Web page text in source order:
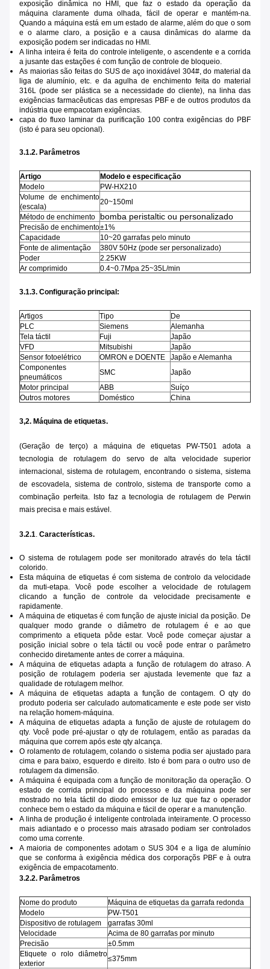
exposição dinâmica no HMI, que faz o estado da operação da
máquina claramente duma olhada, fácil de operar e mantém-na.
Quando a máquina está em um estado de alarme, além do que o som
e o alarme claro, a posição e a causa dinâmicas do alarme da
exposição podem ser indicadas no HMI.
A linha inteira é feita do controle inteligente, o ascendente e a corrida
a jusante das estações é com função de controle de bloqueio.
As maiorias são feitas do SUS de aço inoxidável 304#, do material da
liga de alumínio, etc. e da agulha de enchimento feita do material
316L (pode ser plástica se a necessidade do cliente), na linha das
exigências farmacêuticas das empresas PBF e de outros produtos da
indústria que empacotam exigências.
capa do fluxo laminar da purificação 100 contra exigências do PBF
(isto é para seu opcional).
3.1.2. Parâmetros
Artigo
Modelo e especificação
Modelo
PW-HX210
Volume de enchimento
(escala)
20~150ml
Método de enchimento
bomba peristaltic ou personalizado
Precisão de enchimento±1%
Capacidade
10~20 garrafas pelo minuto
Fonte de alimentação
380V 50Hz (pode ser personalizado)
Poder
2.25KW
Ar comprimido
0.4~0.7Mpa 25~35L/min
3.1.3. Configuração principal:
Artigos Tipo
De
PLC
Siemens
Alemanha
Tela táctil
Fuji
Japão
VFD
Mitsubishi
Japão
Sensor fotoelétrico
OMRON e DOENTE
Japão e Alemanha
Componentes
pneumáticos
SMC
Japão
Motor principal
ABB
Suíço
Outros motores
Doméstico China
3,2. Máquina de etiquetas.
(Geração de terço) a máquina de etiquetas PW-T501 adota a
tecnologia de rotulagem do servo de alta velocidade superior
internacional, sistema de rotulagem, encontrando o sistema, sistema
de escovadela, sistema de controlo, sistema de transporte como a
combinação perfeita. Isto faz a tecnologia de rotulagem de Perwin
mais precisa e mais estável.
3.2.1 Características.
O sistema de rotulagem pode ser monitorado através do tela táctil
colorido.
Esta máquina de etiquetas é com sistema de controlo da velocidade
da muti-etapa. Você pode escolher a velocidade de rotulagem
clicando a função de controle da velocidade precisamente e
rapidamente.
A máquina de etiquetas é com função de ajuste inicial da posição. De
qualquer modo grande o diâmetro de rotulagem é e ao que
comprimento a etiqueta pôde estar. Você pode começar ajustar a
posição inicial sobre o tela táctil ou você pode entrar o parâmetro
conhecido diretamente antes de correr a máquina.
A máquina de etiquetas adapta a função de rotulagem do atraso. A
posição de rotulagem poderia ser ajustada levemente que faz a
qualidade de rotulagem melhor.
A máquina de etiquetas adapta a função de contagem. O qty do
produto poderia ser calculado automaticamente e este pode ser visto
na relação homem-máquina.
A máquina de etiquetas adapta a função de ajuste de rotulagem do
qty. Você pode pré-ajustar o qty de rotulagem, então as paradas da
máquina que correm após este qty alcança.
O rolamento de rotulagem, colando o sistema podia ser ajustado para
cima e para baixo, esquerdo e direito. Isto é bom para o outro uso de
rotulagem da dimensão.
A máquina é equipada com a função de monitoração da operação. O
estado de corrida principal do processo e da máquina pode ser
mostrado no tela táctil do diodo emissor de luz que faz o operador
conhece bem o estado da máquina e fácil de operar e a manutenção.
A linha de produção é inteligente controlada inteiramente. O processo
mais adiantado e o processo mais atrasado podiam ser controlados
como uma corrente.
A maioria de componentes adotam o SUS 304 e a liga de alumínio
que se conforma à exigência médica dos corporaçõs PBF e à outra
exigência de empacotamento.
3.2.2. Parâmetros
Nome do produto
Máquina de etiquetas da garrafa redonda
Modelo
PW-T501
Dispositivo de rotulagem
garrafas 30ml
Velocidade
Acima de 80 garrafas por minuto
Precisão
±0.5mm
Etiquete o rolo diâmetro
exterior
≤375mm